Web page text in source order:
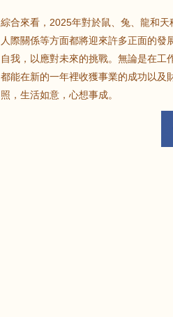
綜合來看，2025年對於鼠、兔、龍和
人際關係等方面都將迎來許多正面的
自我，以應對未來的挑戰。無論是在工
都能在新的一年裡收獲事業的成功以及
照，生活如意，心想事成。